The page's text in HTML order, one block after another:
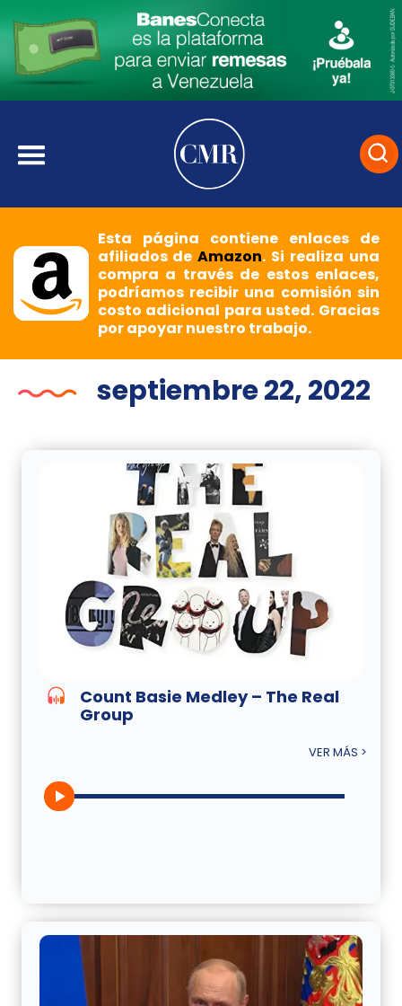
Esta página contiene enlaces de
afiliados deAmazon. Si realiza una
compra a través de estos enlaces,
podríamos recibir una comisión sin
costo adicional para usted. Gracias
por apoyar nuestro trabajo.
septiembre 22, 2022
Count Basie Medley – The Real
Group
VER MÁS >